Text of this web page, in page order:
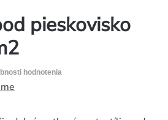
pieskovisko
hodnotenia